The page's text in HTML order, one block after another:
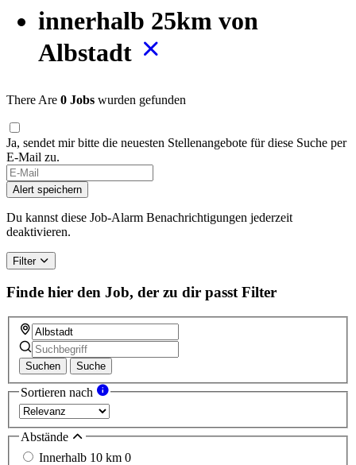
innerhalb 25km von
Albstadt
There Are 0 Jobs wurden gefunden
Ja, sendet mir bitte die neuesten Stellenangebote für diese Suche per
E-Mail zu.
If
you
are
a
human,
this
field
Alert speichern
Du kannst diese Job-Alarm Benachrichtigungen jederzeit
deaktivieren.
Filter
Finde hier den Job, der zu dir passt Filter
Suchen Suche
Sortieren nach
Abstände
Innerhalb 10 km 0